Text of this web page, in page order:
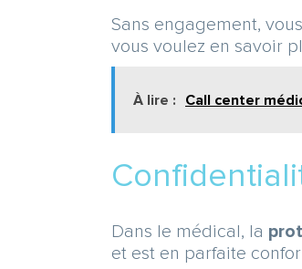
Sans engagement,
vous voulez en savoir
À lire : Call center
Dans le médical, la
et est en parfaite